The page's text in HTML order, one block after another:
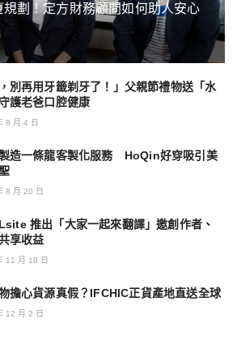
劃！定方財務顧問如何助人安心
，別再用牙籤剃牙了！」父親節禮物送「水
護老爸口腔健康
8 月 4 日
造一條龍客製化服務 HoQin好穿吸引美
8 月 20 日
推出「大家一起來翻譯」邀創作者、
享收益
11 月 18 日
擔心貨源真假？IFCHIC正貨產地直送全球
12 月 2 日